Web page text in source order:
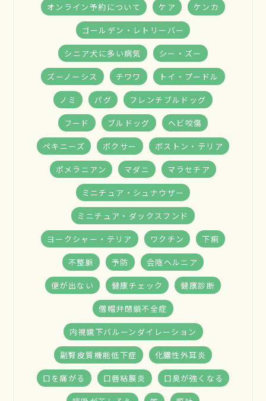
オンライン予約について ケア ケンカ
ゴールデン・レトリーバー
シニア犬に多い病気 シー・ズー
ズーノーシス チワワ トイ・プードル
ノミ パグ フレンチブルドッグ
フード ブルドッグ ヘビ咬傷
ペキニーズ ボクサー ボストン・テリア
ポメラニアン マダニ マラセチア
ミニチュア・シュナウザー
ミニチュア・ダックスフンド
ヨークシャー・テリア ワクチン 下痢
不整脈 予防 会陰ヘルニア
便が出ない 健康チェック 健康診断
僧帽弁閉鎖不全症
内視鏡下バルーンダイレーション
副腎皮質機能低下症 化膿性外耳炎
口を痛がる 口唇粘膜炎 口臭が強くなる